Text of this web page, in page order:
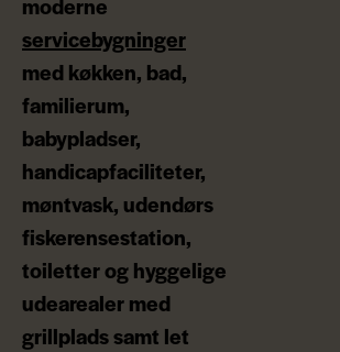
servicebygninger
med køkken, bad,
familierum,
babypladser,
handicapfaciliteter,
møntvask, udendørs
fiskerensestation,
toiletter og hyggelige
udearealer med
grillplads samt let